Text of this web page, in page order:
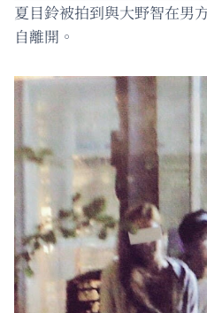
夏目鈴被拍到與大野智在男
自離開。